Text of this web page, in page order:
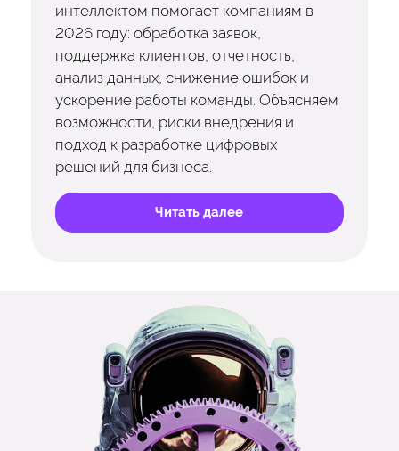
интеллектом помогает компаниям в
2026 году: обработка заявок,
поддержка клиентов, отчетность,
анализ данных, снижение ошибок и
ускорение работы команды. Объясняем
возможности, риски внедрения и
подход к разработке цифровых
решений для бизнеса.
Читать далее